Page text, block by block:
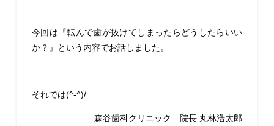
今回は『転んで歯が抜けてしまったらどうしたらいい
か？』という内容でお話しました。
それでは(^-^)/
森谷歯科クリニック 院長 丸林浩太郎